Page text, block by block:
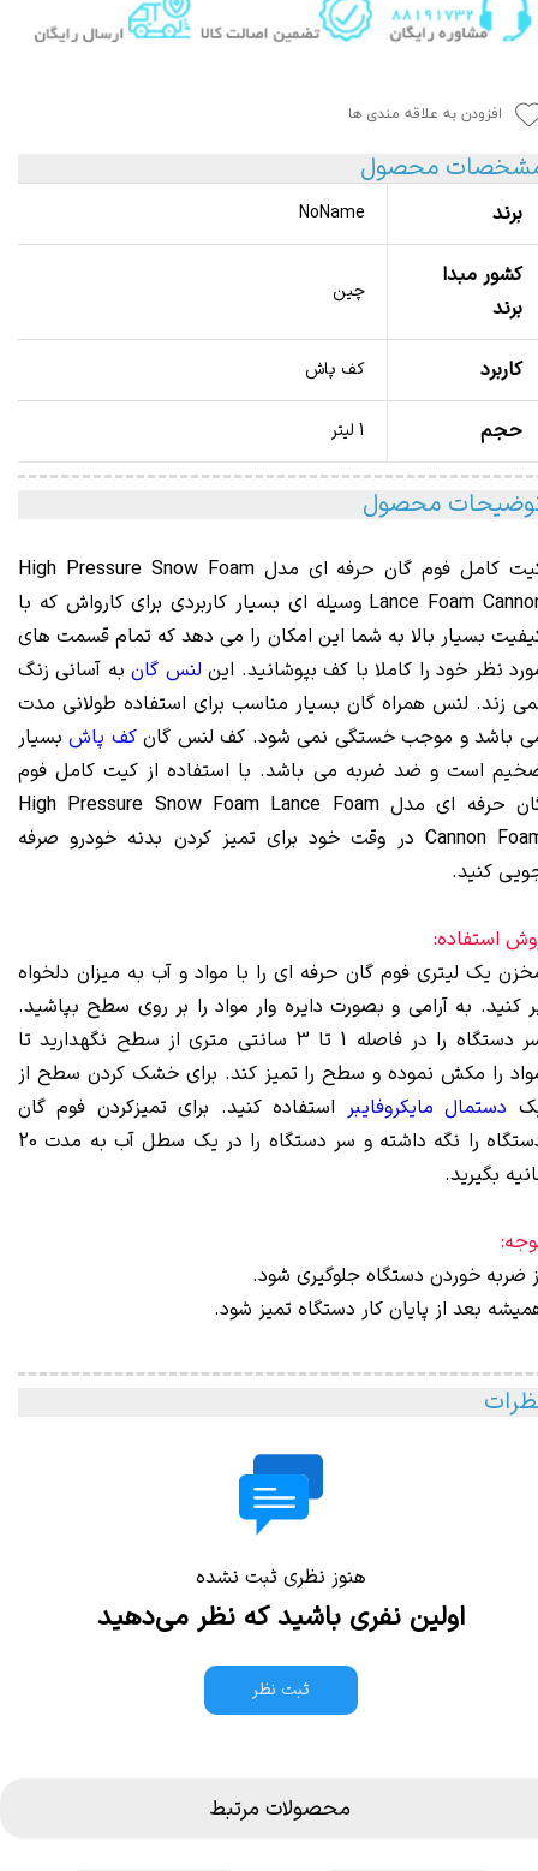
افزودن به علاقه مندی ها
محصول
برند NoName
کشور مبدا
برند
چین
کاربرد کف پاش
حجم 1 لیتر
محصول
کیت کامل فوم گان حرفه ای مدل High Pressure Snow Foam
Lance Foam Cannon وسیله ای بسیار کاربردی برای کارواش که با
بسیار بالا به شما این امکان را می دهد که تمام قسمت های
نظر خود را کاملا با کف بپوشانید. این لنس گانبه آسانی زنگ
زند. لنس همراه گان بسیار مناسب برای استفاده طولانی مدت
باشد و موجب خستگی نمی شود. کف لنس گان کف پاشبسیار
است و ضد ضربه می باشد. با استفاده از کیت کامل فوم
گان حرفه ای مدل High Pressure Snow Foam Lance Foam
Cannon Foam در وقت خود برای تمیز کردن بدنه خودرو صرفه
کنید.
استفاده:
یک لیتری فوم گان حرفه ای را با مواد و آب به میزان دلخواه
کنید. به آرامی و بصورت دایره وار مواد را بر روی سطح بپاشید.
سر دستگاه را در فاصله 1 تا 3 سانتی متری از سطح نگهدارید تا
را مکش نموده و سطح را تمیز کند. برای خشک کردن سطح از
دستمال مایکروفایبر استفاده کنید. برای تمیزکردن فوم گان
دستگاه را نگه داشته و سر دستگاه را در یک سطل آب به مدت 20
بگیرید.
ضربه خوردن دستگاه جلوگیری شود.
بعد از پایان کار دستگاه تمیز شود.
هنوز نظری ثبت نشده
اولین نفری باشید که نظر می‌دهید
ثبت نظر
محصولات مرتبط